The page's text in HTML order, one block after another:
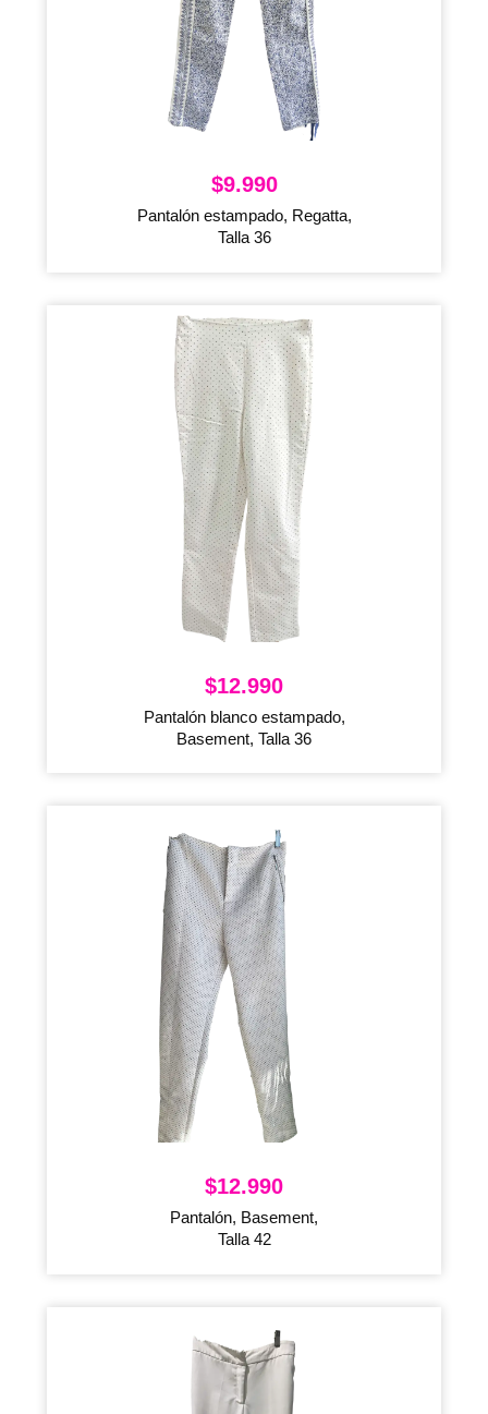
$9.990
Pantalón estampado, Regatta,
Talla 36
$12.990
Pantalón blanco estampado,
Basement, Talla 36
$12.990
Pantalón, Basement,
Talla 42